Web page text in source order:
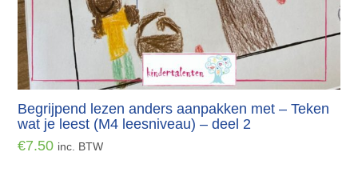
Begrijpend lezen anders aanpakken met – Teken
wat je leest (M4 leesniveau) – deel 2
€7.50 inc. BTW